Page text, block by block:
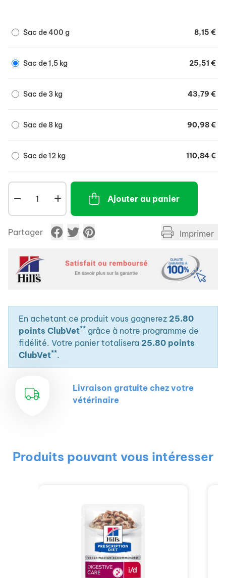
le bien-être en général.
Sac de 400 g 8,15 €
Sac de 1,5 kg 25,51 €
Sac de 3 kg 43,79 €
Sac de 8 kg 90,98 €
Sac de 12 kg 110,84 €
Ajouter au panier
Partager Imprimer
En achetant ce produit vous gagnerez 25.80
points ClubVet** grâce à notre programme de
fidélité. Votre panier totalisera 25.80 points
ClubVet**.
Livraison gratuite chez votre
vétérinaire
Produits pouvant vous intéresser